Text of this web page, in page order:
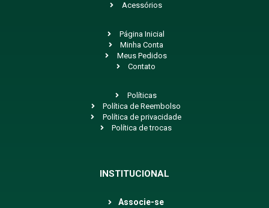
Acessórios
Página Inicial
Minha Conta
Meus Pedidos
Contato
Políticas
Política de Reembolso
Política de privacidade
Política de trocas
INSTITUCIONAL
Associe-se